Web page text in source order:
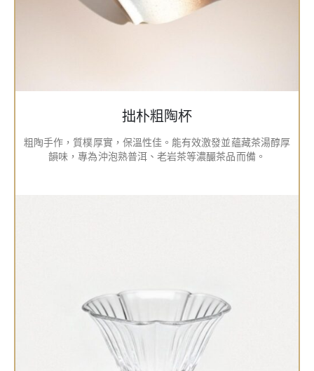
拙朴粗陶杯
粗陶手作，質樸厚實，保溫性佳。能有效激發並蘊藏茶湯醇厚
韻味，專為沖泡熟普洱、老岩茶等濃釅茶品而備。